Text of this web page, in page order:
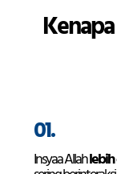
01.
Insyaa Allah